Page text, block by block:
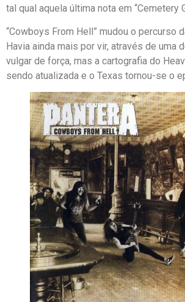
tal qual aquela última nota em “Cemetery
“Cowboys From Hell” mudou o percurso
Havia ainda mais por vir, através de uma
vulgar de força, mas a cartografia do
sendo atualizada e o Texas tornou-se o